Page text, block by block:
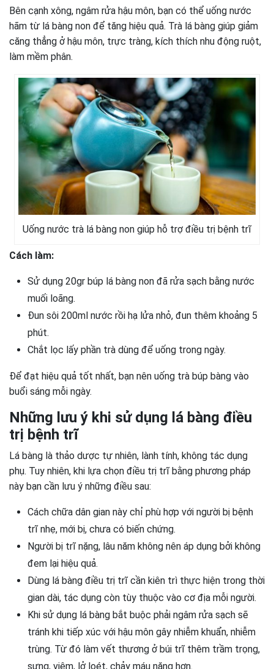
Bên cạnh xông, ngâm rửa hậu môn, bạn có thể uống nước
hãm từ lá bàng non để tăng hiệu quả. Trà lá bàng giúp giảm
căng thẳng ở hậu môn, trực tràng, kích thích nhu động ruột,
làm mềm phân.
Uống nước trà lá bàng non giúp hỗ trợ điều trị bệnh trĩ
Cách làm:
Sử dụng 20gr búp lá bàng non đã rửa sạch bằng nước
muối loãng.
Đun sôi 200ml nước rồi hạ lửa nhỏ, đun thêm khoảng 5
phút.
Chắt lọc lấy phần trà dùng để uống trong ngày.
Để đạt hiệu quả tốt nhất, bạn nên uống trà búp bàng vào
buổi sáng mỗi ngày.
Những lưu ý khi sử dụng lá bàng điều
trị bệnh trĩ
Lá bàng là thảo dược tự nhiên, lành tính, không tác dụng
phụ. Tuy nhiên, khi lựa chọn điều trị trĩ bằng phương pháp
này bạn cần lưu ý những điều sau:
Cách chữa dân gian này chỉ phù hợp với người bị bệnh
trĩ nhẹ, mới bị, chưa có biến chứng.
Người bị trĩ nặng, lâu năm không nên áp dụng bởi không
đem lại hiệu quả.
Dùng lá bàng điều trị trĩ cần kiên trì thực hiện trong thời
gian dài, tác dụng còn tùy thuộc vào cơ địa mỗi người.
Khi sử dụng lá bàng bắt buộc phải ngâm rửa sạch sẽ
tránh khi tiếp xúc với hậu môn gây nhiễm khuẩn, nhiễm
trùng. Từ đó làm vết thương ở búi trĩ thêm trầm trọng,
sưng, viêm, lở loét, chảy máu nặng hơn.